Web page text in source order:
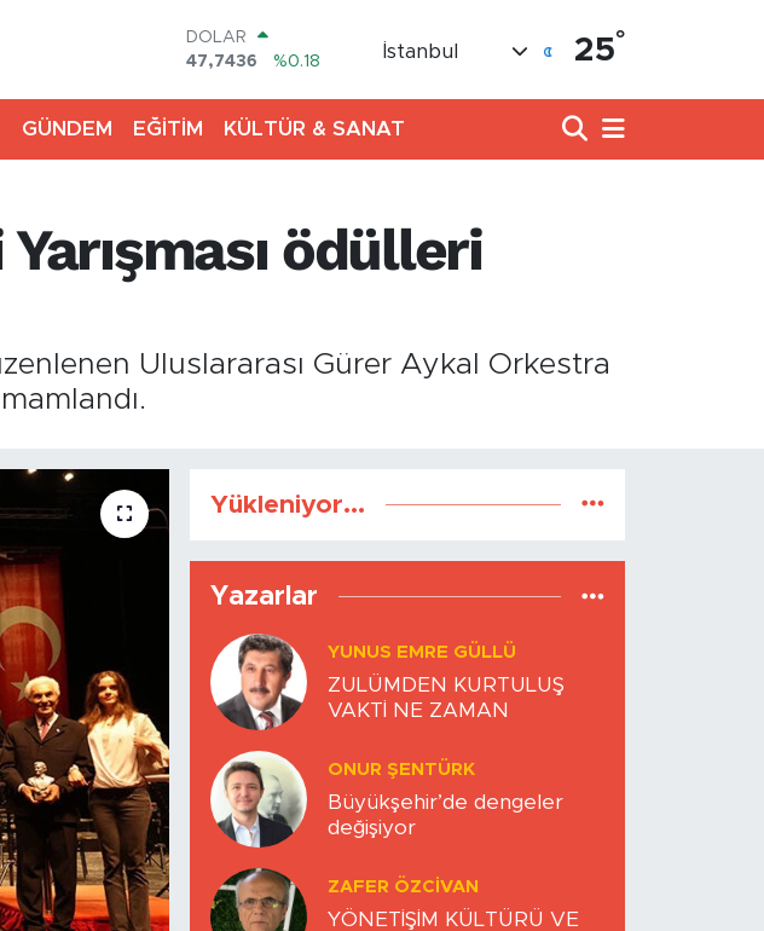
DOLAR
47,7436
%0.18
STERLİN
64,4811
%0.38
13.779
%-14
İstanbul 25°
GÜNDEM EĞİTİM KÜLTÜR & SANAT
ödülleri
Uluslararası Gürer Aykal Orkestra
Yükleniyor...
Yazarlar
YUNUS EMRE GÜLLÜ
ZULÜMDEN KURTULUŞ
VAKTİ NE ZAMAN
ONUR ŞENTÜRK
Büyükşehir’de dengeler
değişiyor
ZAFER ÖZCIVAN
YÖNETİŞİM KÜLTÜRÜ VE